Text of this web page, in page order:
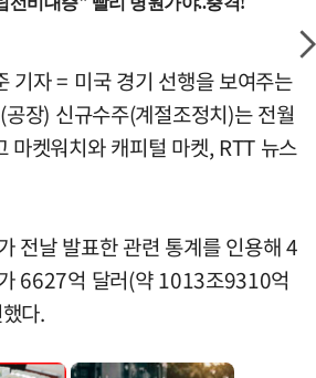
기자 = 미국 경기 선행을 보여주는
장) 신규수주(계절조정치)는 전월
마켓워치와 캐피털 마켓, RTT 뉴스
전날 발표한 관련 통계를 인용해 4
6627억 달러(약 1013조9310억
다.